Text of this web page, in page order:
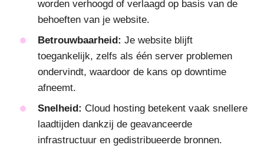
worden verhoogd of verlaagd op basis van de
behoeften van je website.
Betrouwbaarheid: Je website blijft
toegankelijk, zelfs als één server problemen
ondervindt, waardoor de kans op downtime
afneemt.
Snelheid: Cloud hosting betekent vaak snellere
laadtijden dankzij de geavanceerde
infrastructuur en gedistribueerde bronnen.